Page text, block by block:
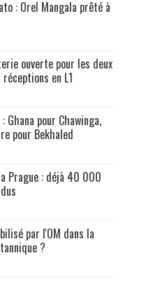
: Orel Mangala prêté à
ouverte pour les deux
en L1
Ghana pour Chawinga,
pour Bekhaled
Prague : déjà 40 000
par l'OM dans la
?